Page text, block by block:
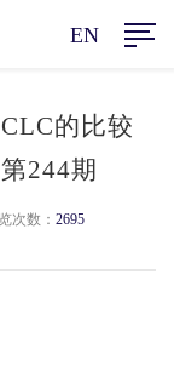
EN
的比较
244期
次数： 2695